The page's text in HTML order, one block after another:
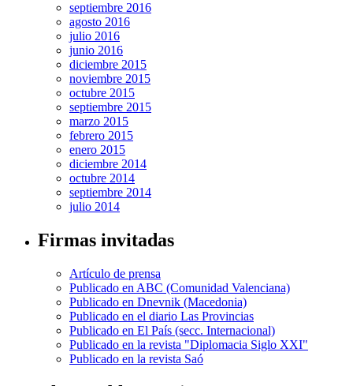
septiembre 2016
agosto 2016
julio 2016
junio 2016
diciembre 2015
noviembre 2015
octubre 2015
septiembre 2015
marzo 2015
febrero 2015
enero 2015
diciembre 2014
octubre 2014
septiembre 2014
julio 2014
Firmas invitadas
Artículo de prensa
Publicado en ABC (Comunidad Valenciana)
Publicado en Dnevnik (Macedonia)
Publicado en el diario Las Provincias
Publicado en El País (secc. Internacional)
Publicado en la revista "Diplomacia Siglo XXI"
Publicado en la revista Saó